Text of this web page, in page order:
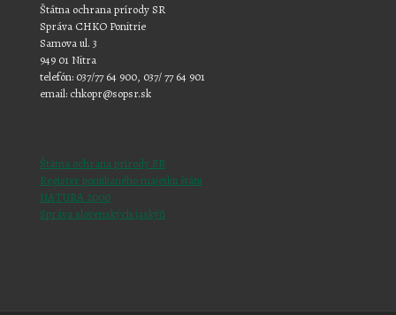
Štátna ochrana prírody SR
Správa CHKO Ponitrie
Samova ul. 3
949 01 Nitra
telefón: 037/77 64 900, 037/ 77 64 901
email: chkopr@sopsr.sk
Štátna ochrana prírody SR
Register ponúkaného majetku štátu
NATURA 2000
Správa slovenských jaskýň